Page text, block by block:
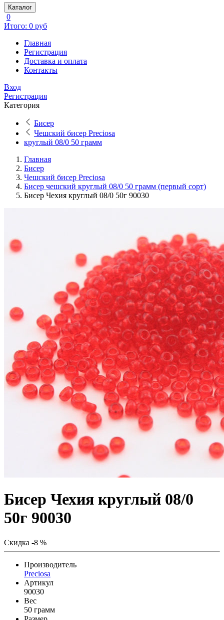
Каталог
0
Итого: 0 руб
Главная
Регистрация
Доставка и оплата
Контакты
Вход
Регистрация
Категория
Бисер
Чешский бисер Preciosa
круглый 08/0 50 грамм
Главная
Бисер
Чешский бисер Preciosa
Бисер чешский круглый 08/0 50 грамм (первый сорт)
Бисер Чехия круглый 08/0 50г 90030
Бисер Чехия круглый 08/0
50г 90030
Скидка -8 %
Производитель
Preciosa
Артикул
90030
Вес
50 грамм